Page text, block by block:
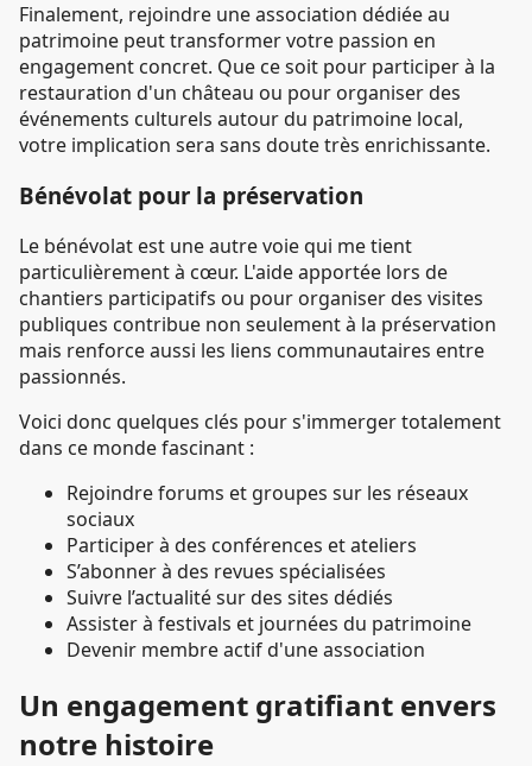
Finalement, rejoindre une association dédiée au
patrimoine peut transformer votre passion en
engagement concret. Que ce soit pour participer à la
restauration d'un château ou pour organiser des
événements culturels autour du patrimoine local,
votre implication sera sans doute très enrichissante.
Bénévolat pour la préservation
Le bénévolat est une autre voie qui me tient
particulièrement à cœur. L'aide apportée lors de
chantiers participatifs ou pour organiser des visites
publiques contribue non seulement à la préservation
mais renforce aussi les liens communautaires entre
passionnés.
Voici donc quelques clés pour s'immerger totalement
dans ce monde fascinant :
Rejoindre forums et groupes sur les réseaux
sociaux
Participer à des conférences et ateliers
S’abonner à des revues spécialisées
Suivre l’actualité sur des sites dédiés
Assister à festivals et journées du patrimoine
Devenir membre actif d'une association
Un engagement gratifiant envers
notre histoire